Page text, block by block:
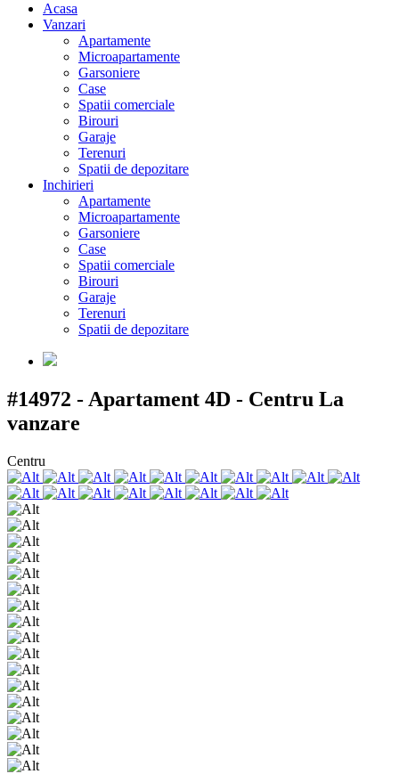
Acasa
Vanzari
Apartamente
Microapartamente
Garsoniere
Case
Spatii comerciale
Birouri
Garaje
Terenuri
Spatii de depozitare
Inchirieri
Apartamente
Microapartamente
Garsoniere
Case
Spatii comerciale
Birouri
Garaje
Terenuri
Spatii de depozitare
#14972 - Apartament 4D - Centru La
vanzare
Centru